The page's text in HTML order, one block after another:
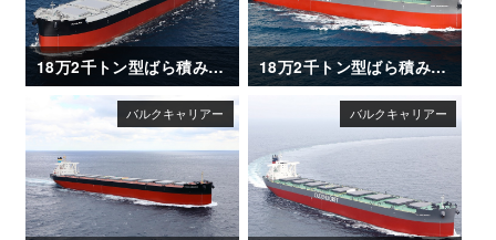
18万2千トン型ばら積み運搬船「AQUAJOY」 18万2千トン型ばら積み運搬船「GINA OLDENDORFF」